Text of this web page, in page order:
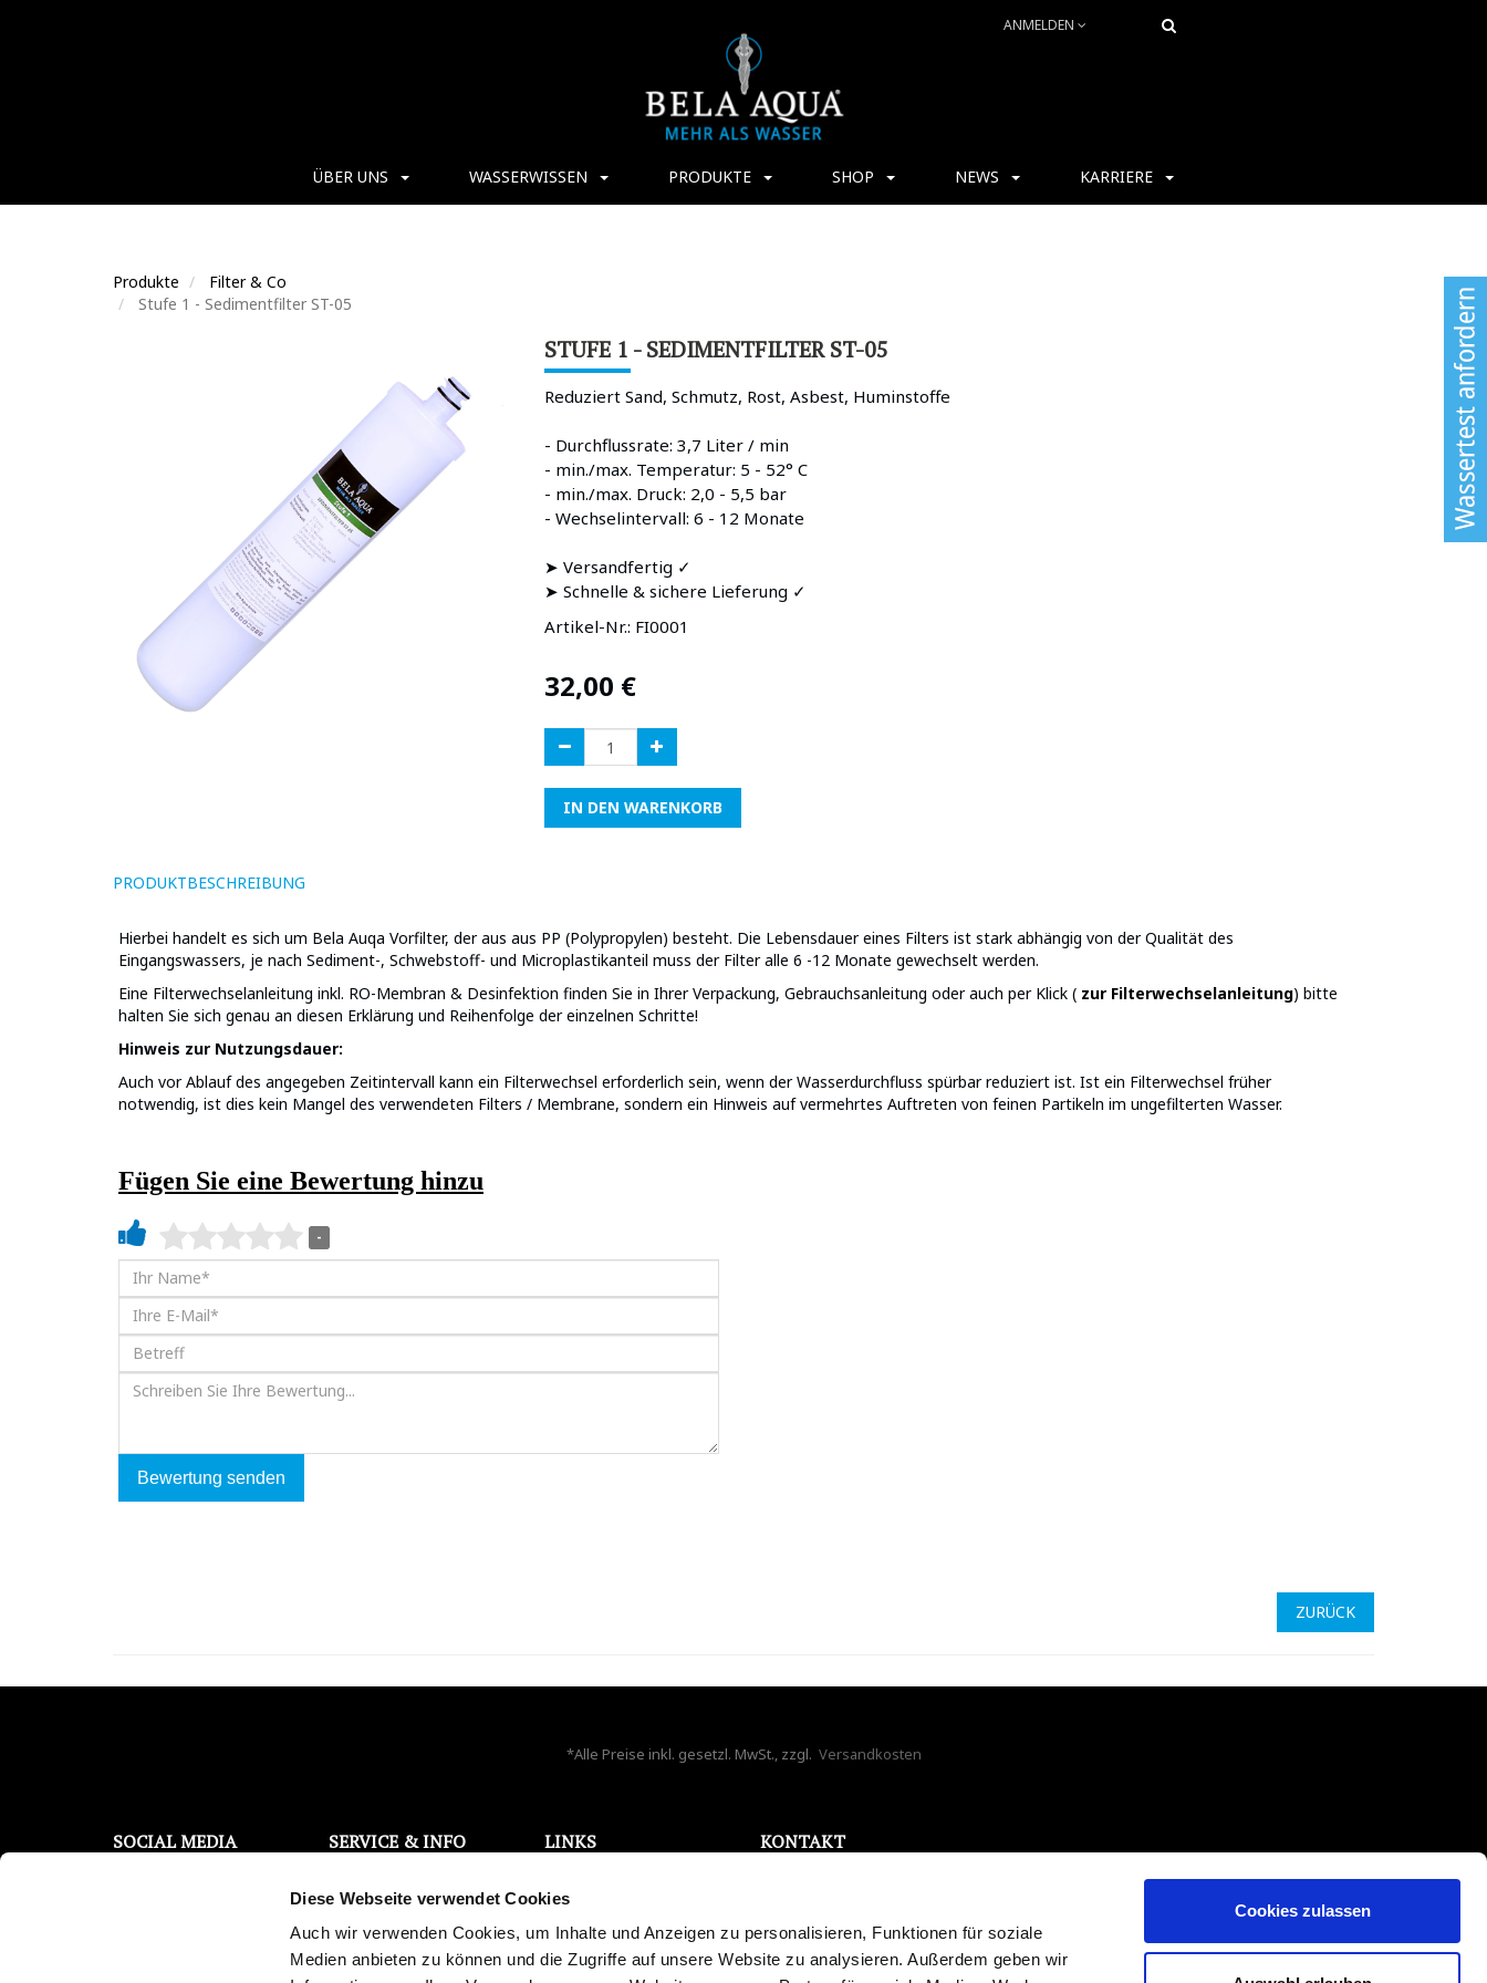
Diese Webseite verwendet Cookies
Auch wir verwenden Cookies, um Inhalte und Anzeigen zu personalisieren, Funktionen für soziale
Medien anbieten zu können und die Zugriffe auf unsere Website zu analysieren. Außerdem geben wir
Cookies zulassen
ANMELDEN
ÜBER UNS WASSERWISSEN PRODUKTE SHOP NEWS KARRIERE
Produkte
Filter & Co
Stufe 1 - Sedimentfilter ST-05
STUFE 1 - SEDIMENTFILTER ST-05
Reduziert Sand, Schmutz, Rost, Asbest, Huminstoffe
- Durchflussrate: 3,7 Liter / min
- min./max. Temperatur: 5 - 52° C
- min./max. Druck: 2,0 - 5,5 bar
- Wechselintervall: 6 - 12 Monate
➤ Versandfertig ✓
➤ Schnelle & sichere Lieferung ✓
Artikel-Nr.: FI0001
32,00 €
IN DEN WARENKORB
PRODUKTBESCHREIBUNG
Hierbei handelt es sich um Bela Auqa Vorfilter, der aus aus PP (Polypropylen) besteht. Die Lebensdauer eines Filters ist stark abhängig von der Qualität des
Eingangswassers, je nach Sediment-, Schwebstoff- und Microplastikanteil muss der Filter alle 6 -12 Monate gewechselt werden.
Eine Filterwechselanleitung inkl. RO-Membran & Desinfektion finden Sie in Ihrer Verpackung, Gebrauchsanleitung oder auch per Klick ( zur Filterwechselanleitung) bitte
halten Sie sich genau an diesen Erklärung und Reihenfolge der einzelnen Schritte!
Hinweis zur Nutzungsdauer:
Auch vor Ablauf des angegeben Zeitintervall kann ein Filterwechsel erforderlich sein, wenn der Wasserdurchfluss spürbar reduziert ist. Ist ein Filterwechsel früher
notwendig, ist dies kein Mangel des verwendeten Filters / Membrane, sondern ein Hinweis auf vermehrtes Auftreten von feinen Partikeln im ungefilterten Wasser.
Fügen Sie eine Bewertung hinzu
-
Bewertung senden
ZURÜCK
*Alle Preise inkl. gesetzl. MwSt., zzgl. Versandkosten
SOCIAL MEDIA SERVICE & INFO
Kontaktanfrage
Kostenloser Wassertest
Trinkwasser Broschüre
LINKS
AGB
Datenschutz
Impressum
KONTAKT
86441 Zusmarshausen
Deutschland